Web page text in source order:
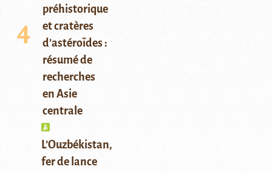
préhistorique
et cratères
d’astéroïdes :
résumé de
recherches
en Asie
centrale
L’Ouzbékistan,
fer de lance